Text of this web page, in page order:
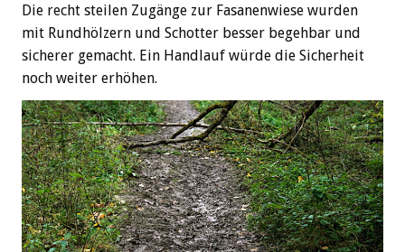
Die recht steilen Zugänge zur Fasanenwiese wurden
mit Rundhölzern und Schotter besser begehbar und
sicherer gemacht. Ein Handlauf würde die Sicherheit
noch weiter erhöhen.